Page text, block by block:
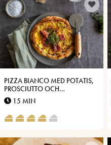
PIZZA BIANCO MED POTATIS,
PROSCIUTTO OCH
VÄSTERBOTTENSOST®
15 MIN